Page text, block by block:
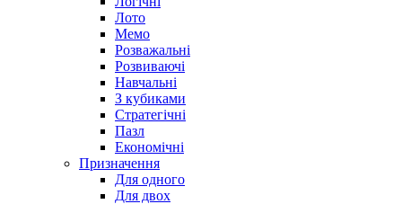
Лото
Мемо
Розважальні
Розвиваючі
Навчальні
З кубиками
Стратегічні
Пазл
Економічні
Призначення
Для одного
Для двох